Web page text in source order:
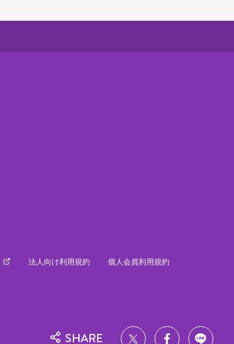
法人向け利用規約 個人会員利用規約
SHARE